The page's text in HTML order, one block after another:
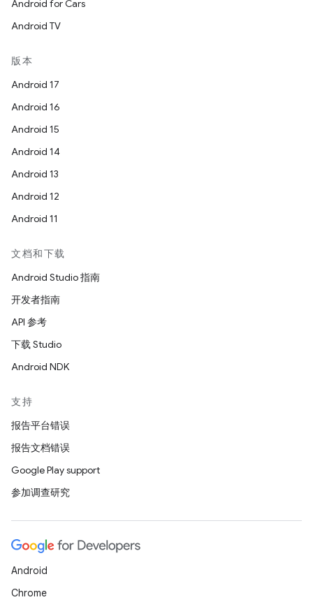
Android for Cars
Android TV
版本
Android 17
Android 16
Android 15
Android 14
Android 13
Android 12
Android 11
文档和下载
Android Studio 指南
开发者指南
API 参考
下载 Studio
Android NDK
支持
报告平台错误
报告文档错误
Google Play support
参加调查研究
Android
Chrome